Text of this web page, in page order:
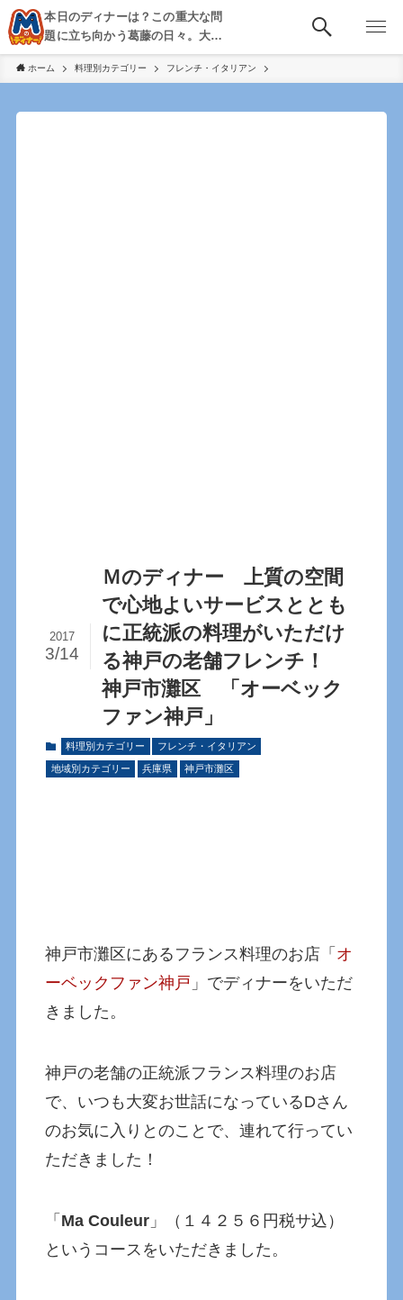
本日のディナーは？この重大な問
題に立ち向かう葛藤の日々。大
阪・京都・神戸を中心とした食べ
歩き、飲み歩きを綴る。
ホーム 料理別カテゴリー フレンチ・イタリアン
Ｍのディナー 上質の空間
で心地よいサービスととも
に正統派の料理がいただけ
る神戸の老舗フレンチ！
神戸市灘区 「オーベック
ファン神戸」
2017
3/14
料理別カテゴリー フレンチ・イタリアン
地域別カテゴリー 兵庫県 神戸市灘区
神戸市灘区にあるフランス料理のお店「 オ
ーベックファン神戸 」でディナーをいただ
きました。
神戸の老舗の正統派フランス料理のお店
で、いつも大変お世話になっているDさん
のお気に入りとのことで、連れて行ってい
ただきました！
「 Ma Couleur 」（１４２５６円税サ込）
というコースをいただきました。